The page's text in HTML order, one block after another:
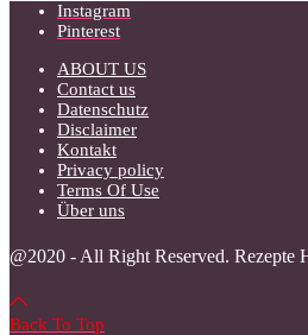
Instagram
Pinterest
ABOUT US
Contact us
Datenschutz
Disclaimer
Kontakt
Privacy policy
Terms Of Use
Über uns
@2020 - All Right Reserved. Rezepte
Back To Top